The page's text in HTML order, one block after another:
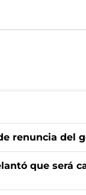
renuncia del
que será